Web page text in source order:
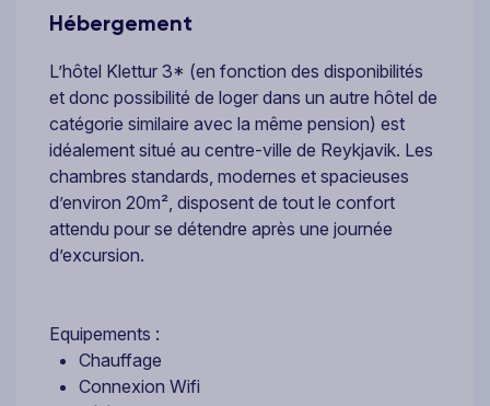
Hébergement
L’hôtel Klettur 3* (en fonction des disponibilités
et donc possibilité de loger dans un autre hôtel de
catégorie similaire avec la même pension) est
idéalement situé au centre-ville de Reykjavik. Les
chambres standards, modernes et spacieuses
d’environ 20m², disposent de tout le confort
attendu pour se détendre après une journée
d’excursion.
Equipements :
Chauffage
Connexion Wifi